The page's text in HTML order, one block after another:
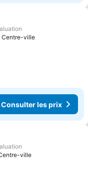
mes favoris
Centre-ville
Consulter les prix
mes favoris
ville